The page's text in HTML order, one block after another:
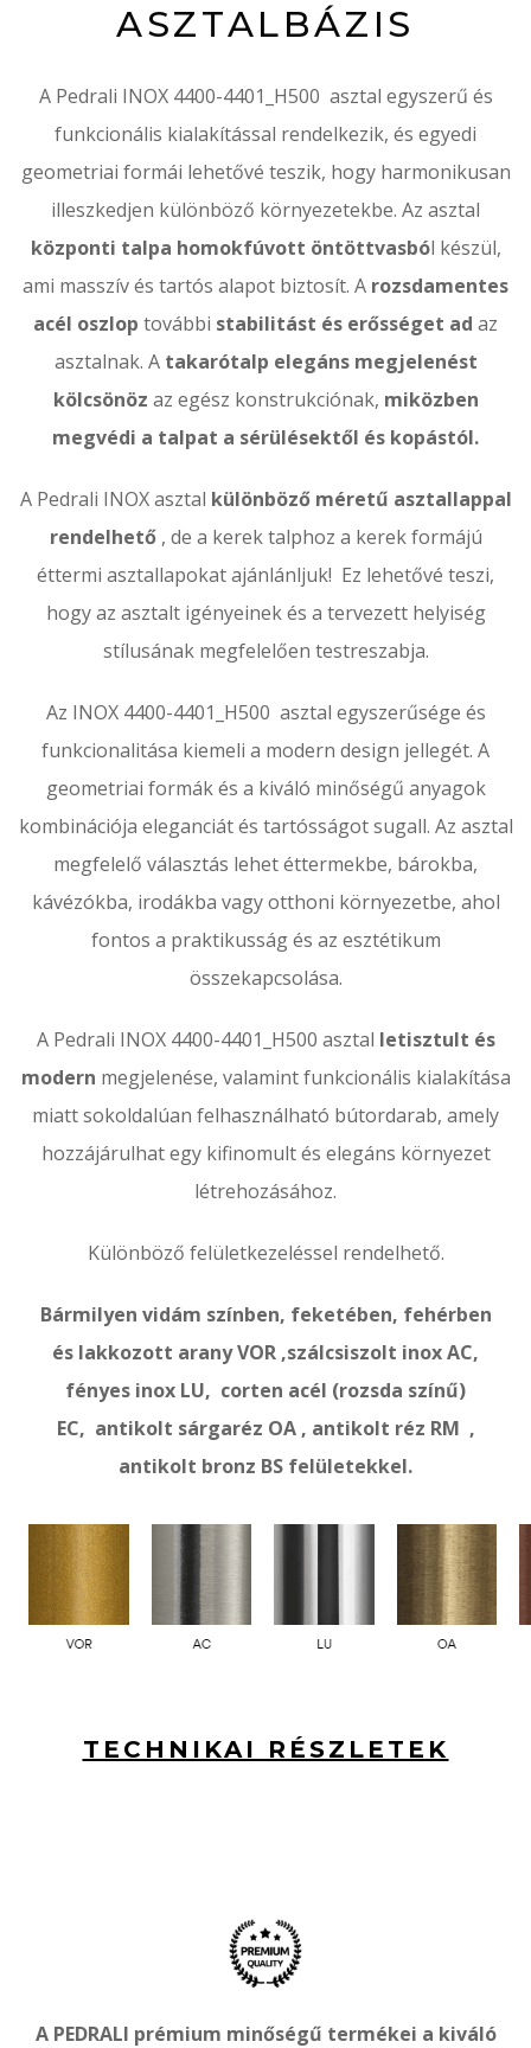
ASZTALBÁZIS
A Pedrali INOX 4400-4401_H500 asztal egyszerű és
funkcionális kialakítással rendelkezik, és egyedi
geometriai formái lehetővé teszik, hogy harmonikusan
illeszkedjen különböző környezetekbe. Az asztal
központi talpa homokfúvott öntöttvasból készül,
ami masszív és tartós alapot biztosít. A rozsdamentes
acél oszlop további stabilitást és erősséget ad az
asztalnak. A takarótalp elegáns megjelenést
kölcsönöz az egész konstrukciónak, miközben
megvédi a talpat a sérülésektől és kopástól.
A Pedrali INOX asztal különböző méretű asztallappal
rendelhető, de a kerek talphoz a kerek formájú
éttermi asztallapokat ajánlánljuk! Ez lehetővé teszi,
hogy az asztalt igényeinek és a tervezett helyiség
stílusának megfelelően testreszabja.
Az INOX 4400-4401_H500 asztal egyszerűsége és
funkcionalitása kiemeli a modern design jellegét. A
geometriai formák és a kiváló minőségű anyagok
kombinációja eleganciát és tartósságot sugall. Az asztal
megfelelő választás lehet éttermekbe, bárokba,
kávézókba, irodákba vagy otthoni környezetbe, ahol
fontos a praktikusság és az esztétikum
összekapcsolása.
A Pedrali INOX 4400-4401_H500 asztal letisztult és
modern megjelenése, valamint funkcionális kialakítása
miatt sokoldalúan felhasználható bútordarab, amely
hozzájárulhat egy kifinomult és elegáns környezet
létrehozásához.
Különböző felületkezeléssel rendelhető.
Bármilyen vidám színben, feketében, fehérben
és lakkozott arany VOR ,szálcsiszolt inox AC,
fényes inox LU, corten acél (rozsda színű)
EC, antikolt sárgaréz OA , antikolt réz RM ,
antikolt bronz BS felületekkel.
TECHNIKAI RÉSZLETEK
A PEDRALI prémium minőségű termékei a kiváló